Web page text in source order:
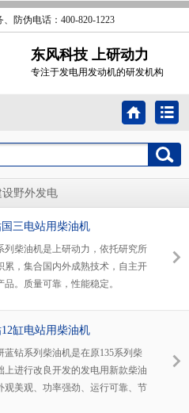
防伪电话：400-820-1223
东风科技 上研动力
专注于发电用发动机的研发机构
野外发电
三电站用柴油机
列柴油机是上研动力，依托研究所
累，集合国内外成熟技术，自主开
品。质量可靠，性能稳定。
缸电站用柴油机
蓝钻系列柴油机是在原135系列柴
上进行改良开发的发电用新款柴油
观美观、功率强劲、运行可靠、节